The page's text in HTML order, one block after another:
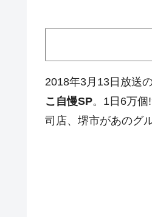
2018年3月13日放送
こ自慢SP。1日6万
司店、堺市があのグ